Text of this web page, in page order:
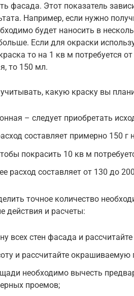
фасада. Этот показатель
Например, если нужно
будет наносить в
Если для окраски
то на 1 кв м потребуется
то 150 мл.
какую краску вы
– следует приобретать
составляет примерно 150 г
покрасить 10 кв м
расход составляет от 130 до
точное количество
действия и расчеты:
всех стен фасада и
и рассчитайте
необходимо вычесть
проемов;